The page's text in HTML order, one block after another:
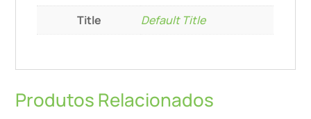
Title
Default Title
Produtos Relacionados